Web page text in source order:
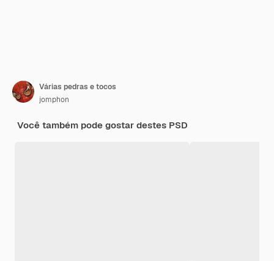
Várias pedras e tocos
jomphon
Você também pode gostar destes PSD